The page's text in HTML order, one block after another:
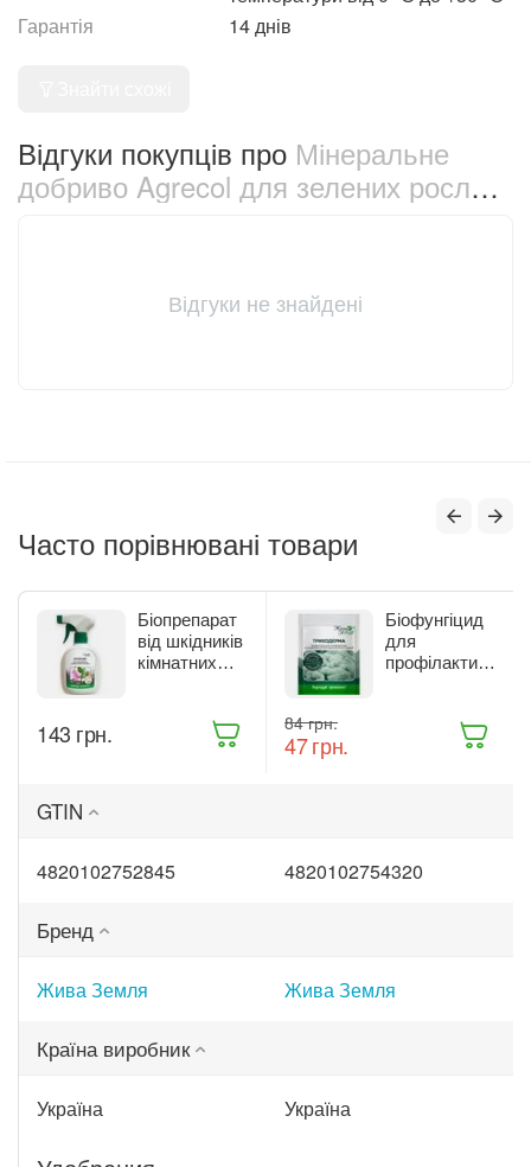
Гарантія
14 днів
Відгуки покупців про Мінеральне
добриво Agrecol для зелених рослин
Відгуки не знайдені
Часто порівнювані товари
Біопрепарат
від шкідників
кімнатних
спрей 300 мл
‍143‍ грн.
Біофунгіцид
для
профілактики
Триходерма
‍84‍ грн.
‍47‍грн.
GTIN
4820102752845 4820102754320
Бренд
Жива Земля Жива Земля
Країна виробник
Україна Україна